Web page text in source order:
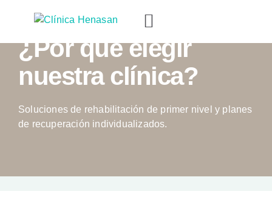
¿Por qué elegir
nuestra clínica?
Soluciones de rehabilitación de primer nivel y planes
de recuperación individualizados.